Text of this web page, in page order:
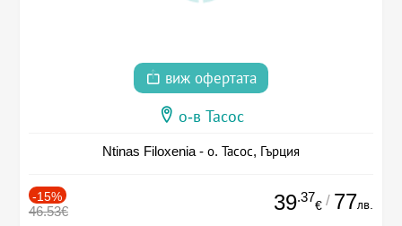
виж офертата
о-в Тасос
Ntinas Filoxenia - о. Тасос, Гърция
-15%
46.53€ 39.37
€ / 77лв.